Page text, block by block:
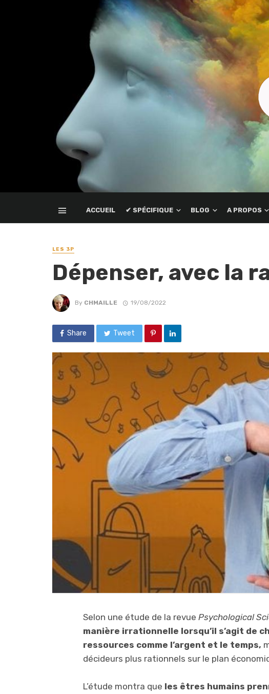
ACCUEIL ✔ SPÉCIFIQUE BLOG A PROPOS
LES 3P
Dépenser, avec la
By CHMAILLE 19/08/2022
Share Tweet
Selon une étude de la revue Psychological
manière irrationnelle lorsqu’il s’agit de
ressources comme l’argent et le temps,
décideurs plus rationnels sur le plan
L’étude montra que les êtres humains